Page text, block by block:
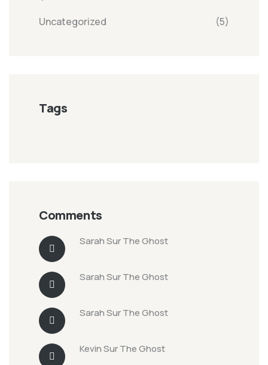
Uncategorized (5)
Tags
Comments
SarahSurThe Ghost
SarahSurThe Ghost
SarahSurThe Ghost
KevinSurThe Ghost